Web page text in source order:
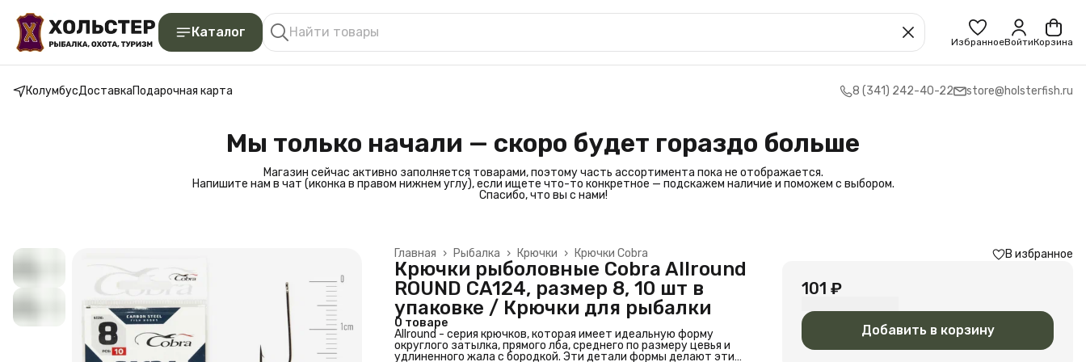
Каталог
ИзбранноеВойтиКорзина
КолумбусДоставкаПодарочная карта 8 (341) 242-40-22 store@holsterfish.ru
Мы только начали — скоро будет гораздо больше
Магазин сейчас активно заполняется товарами, поэтому часть ассортимента пока не отображается.
Напишите нам в чат (иконка в правом нижнем углу), если ищете что-то конкретное — подскажем наличие и поможем с выбором.
Спасибо, что вы с нами!
Крючки Cobra
Крючки ›
Рыбалка ›
Главная ›
Крючки рыболовные Cobra Allround
ROUND CA124, размер 8, 10 шт в
упаковке / Крючки для рыбалки
О товаре
Allround - серия крючков, которая имеет идеальную форму
округлого затылка, прямого лба, среднего по размеру цевья и
удлиненного жала с бородкой. Эти детали формы делают эти
В избранное
101 ₽
Добавить в корзину